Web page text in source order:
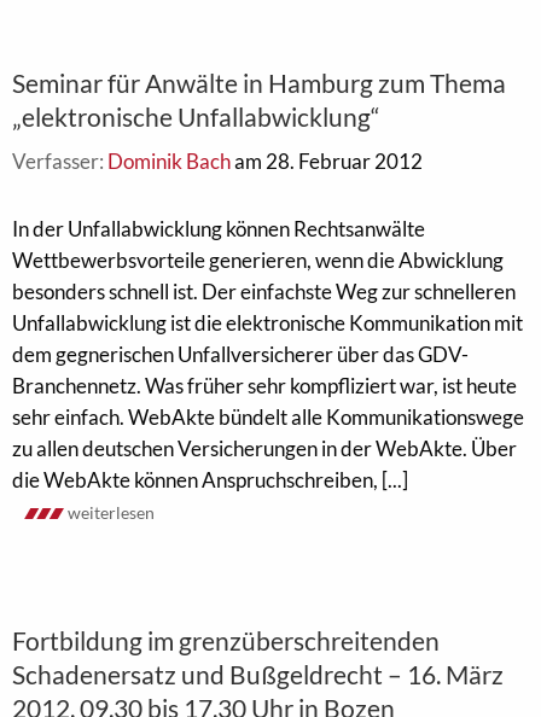
Seminar für Anwälte in Hamburg zum Thema
„elektronische Unfallabwicklung“
Verfasser: Dominik Bacham 28. Februar 2012
In der Unfallabwicklung können Rechtsanwälte
Wettbewerbsvorteile generieren, wenn die Abwicklung
besonders schnell ist. Der einfachste Weg zur schnelleren
Unfallabwicklung ist die elektronische Kommunikation mit
dem gegnerischen Unfallversicherer über das GDV-
Branchennetz. Was früher sehr kompfliziert war, ist heute
sehr einfach. WebAkte bündelt alle Kommunikationswege
zu allen deutschen Versicherungen in der WebAkte. Über
die WebAkte können Anspruchschreiben, [...]
weiterlesen
Fortbildung im grenzüberschreitenden
Schadenersatz und Bußgeldrecht – 16. März
2012, 09.30 bis 17.30 Uhr in Bozen